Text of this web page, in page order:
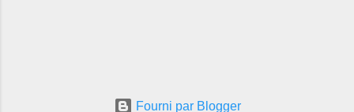
Fourni par Blogger